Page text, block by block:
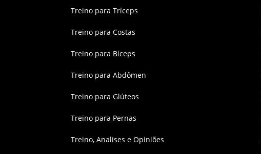
Treino para Tríceps
Treino para Costas
Treino para Bíceps
Treino para Abdômen
Treino para Glúteos
Treino para Pernas
Treino, Analises e Opiniões